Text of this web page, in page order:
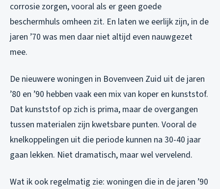
corrosie zorgen, vooral als er geen goede
beschermhuls omheen zit. En laten we eerlijk zijn, in de
jaren ’70 was men daar niet altijd even nauwgezet
mee.
De nieuwere woningen in Bovenveen Zuid uit de jaren
’80 en ’90 hebben vaak een mix van koper en kunststof.
Dat kunststof op zich is prima, maar de overgangen
tussen materialen zijn kwetsbare punten. Vooral de
knelkoppelingen uit die periode kunnen na 30-40 jaar
gaan lekken. Niet dramatisch, maar wel vervelend.
Wat ik ook regelmatig zie: woningen die in de jaren ’90